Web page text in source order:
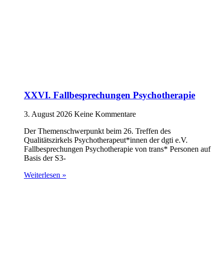
XXVI. Fallbesprechungen Psychotherapie
3. August 2026 Keine Kommentare
Der Themenschwerpunkt beim 26. Treffen des
Qualitätszirkels Psychotherapeut*innen der dgti e.V.
Fallbesprechungen Psychotherapie von trans* Personen auf
Basis der S3-
Weiterlesen »